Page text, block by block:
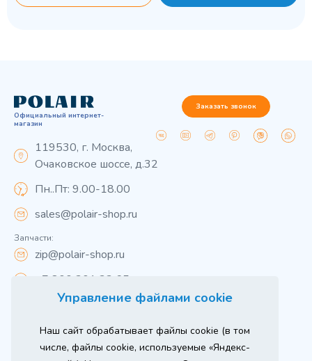
Управление файлами cookie
Наш сайт обрабатывает файлы cookie (в том
числе, файлы cookie, используемые «Яндекс-
Официальный интернет-
магазин
119530, г. Москва,
Очаковское шоссе, д.32
Пн..Пт: 9.00-18.00
sales@polair-shop.ru
Запчасти:
zip@polair-shop.ru
+7 800 301 33 65
Заказать звонок
Вся информация на сайте о товарах носит
справочный характер и не является публичной
офертой в соответствии с пунктом 2 статьи 437 ГК РФ.